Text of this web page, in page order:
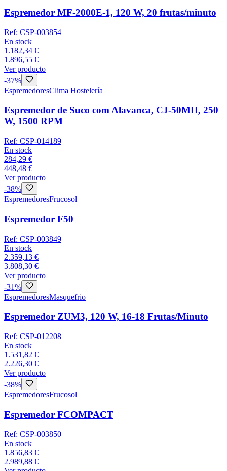
Espremedor MF-2000E-1, 120 W, 20 frutas/minuto
Ref: CSP-003854
En stock
1.182,34 €
1.896,55 €
Ver producto
-37%
EspremedoresClima Hostelería
Espremedor de Suco com Alavanca, CJ-50MH, 250
W, 1500 RPM
Ref: CSP-014189
En stock
284,29 €
448,48 €
Ver producto
-38%
EspremedoresFrucosol
Espremedor F50
Ref: CSP-003849
En stock
2.359,13 €
3.808,30 €
Ver producto
-31%
EspremedoresMasquefrio
Espremedor ZUM3, 120 W, 16-18 Frutas/Minuto
Ref: CSP-012208
En stock
1.531,82 €
2.226,30 €
Ver producto
-38%
EspremedoresFrucosol
Espremedor FCOMPACT
Ref: CSP-003850
En stock
1.856,83 €
2.989,88 €